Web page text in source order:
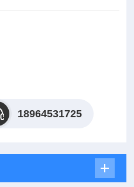
满足不同客户的需求，广泛应
18964531725